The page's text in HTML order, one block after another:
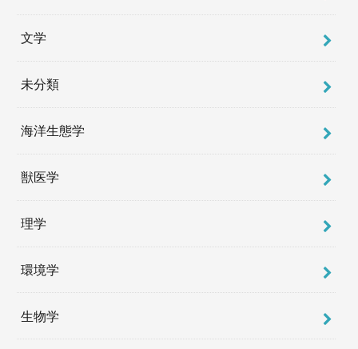
文学
未分類
海洋生態学
獣医学
理学
環境学
生物学